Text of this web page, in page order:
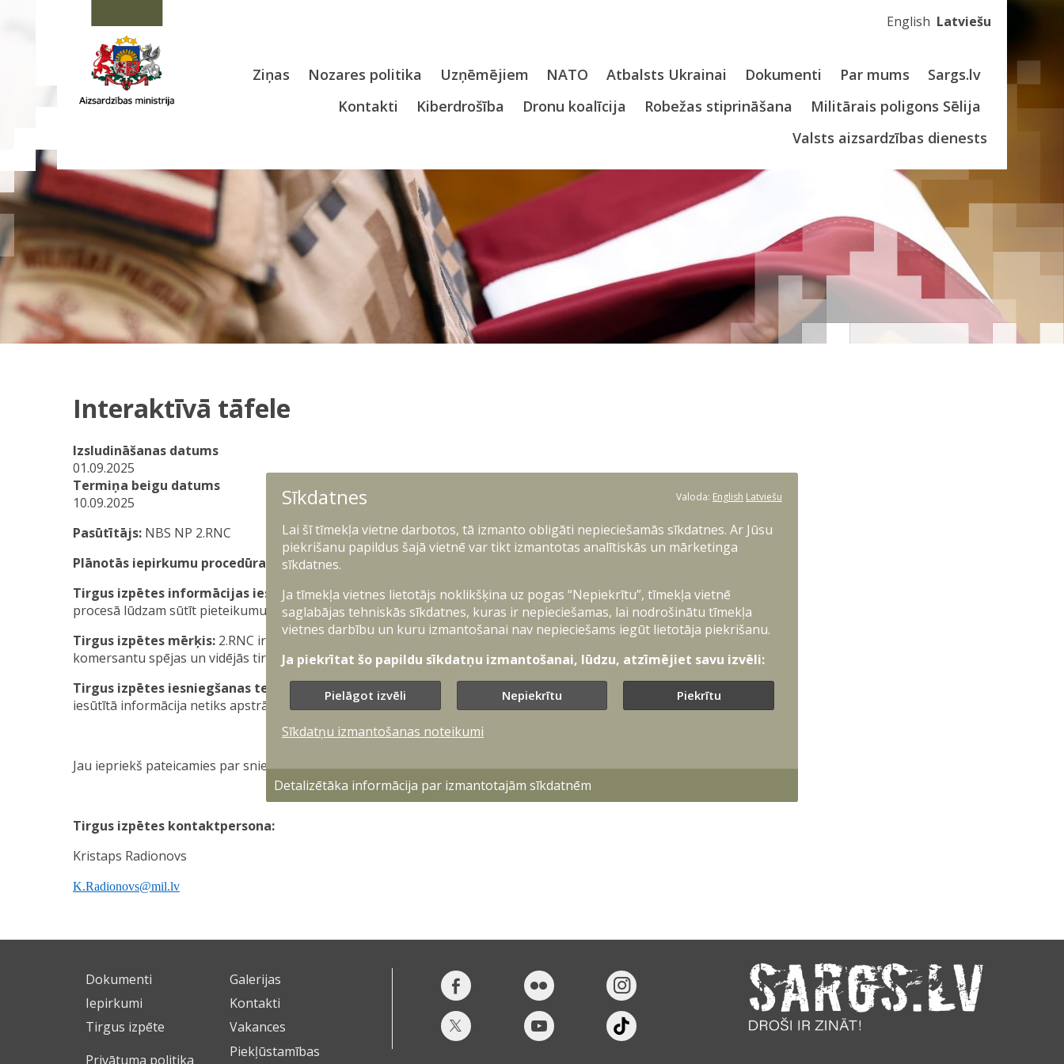
English Latviešu
Ziņas Nozares politika Uzņēmējiem NATO Atbalsts Ukrainai Dokumenti Par mums
Sargs.lv
Kontakti
Kiberdrošība Dronu koalīcija Robežas stiprināšana
Militārais poligons Sēlija
Valsts aizsardzības dienests
Interaktīvā tāfele
Izsludināšanas datums
01.09.2025
Termiņa beigu datums
10.09.2025
Pasūtītājs: NBS NP 2.RNC
Plānotās iepirkumu procedūras nosaukums:
Tirgus izpētes informācijas iesniedzējam (uzņēmējam):Par piedalīšanos tirgus izpētes
procesā lūdzam sūtīt pieteikumu uz e-pasta adresi:K.Radionovs@mil.lv.
Tirgus izpētes mērķis: 2.RNC ir ieinteresēts pirms iepirkuma izsludināšanas noskaidrot
komersantu spējas un vidējās tirgus cenas minētā iepirkuma realizēšanai.
Tirgus izpētes iesniegšanas termiņš:
līdz 10.09.2025. plkst. 12:00 (pēc minētā termiņa
iesūtītā informācija netiks apstrādāta un ņemta vērā).
Jau iepriekš pateicamies par sniegtajām atbildēm!
Tirgus izpētes kontaktpersona:
Kristaps Radionovs
K.Radionovs@mil.lv
Dokumenti
Galerijas
Iepirkumi
Kontakti
Tirgus izpēte
Vakances
Privātuma politika
Piekļūstamības
Sīkdatnes Valoda: English Latviešu
Lai šī tīmekļa vietne darbotos, tā izmanto obligāti nepieciešamās sīkdatnes. Ar Jūsu
piekrišanu papildus šajā vietnē var tikt izmantotas analītiskās un mārketinga
sīkdatnes.
Ja tīmekļa vietnes lietotājs noklikšķina uz pogas “Nepiekrītu”, tīmekļa vietnē
saglabājas tehniskās sīkdatnes, kuras ir nepieciešamas, lai nodrošinātu tīmekļa
vietnes darbību un kuru izmantošanai nav nepieciešams iegūt lietotāja piekrišanu.
Ja piekrītat šo papildu sīkdatņu izmantošanai, lūdzu, atzīmējiet savu izvēli:
Pielāgot izvēli Nepiekrītu Piekrītu
Sīkdatņu izmantošanas noteikumi
Detalizētāka informācija par izmantotajām sīkdatnēm